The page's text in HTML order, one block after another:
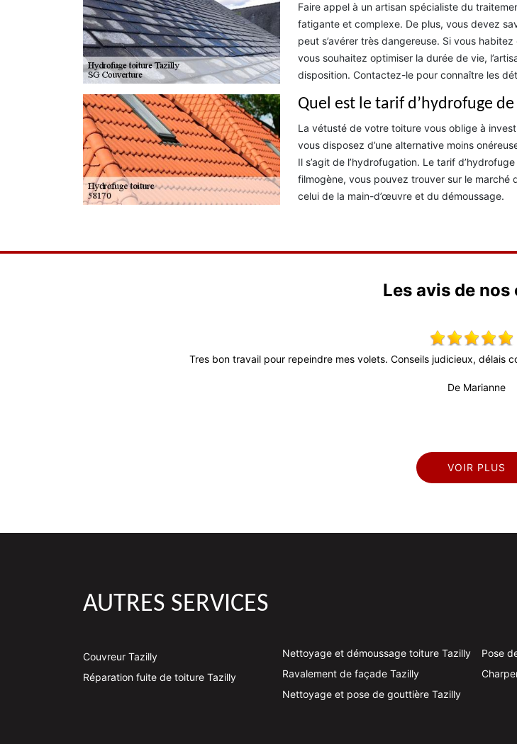
Faire appel à un artisan spécialiste du
fatigante et complexe. De plus, vous devez
peut s’avérer très dangereuse. Si vous
vous souhaitez optimiser la durée de vie,
disposition. Contactez-le pour connaître les
Quel est le tarif d’hydrofuge
La vétusté de votre toiture vous oblige à
vous disposez d’une alternative moins
Il s’agit de l’hydrofugation. Le tarif
filmogène, vous pouvez trouver sur le marché
celui de la main-d’œuvre et du démoussage.
Les avis de
Tres bon travail pour repeindre mes volets. Conseils judicieux, délais
De Marianne
VOIR PLUS
AUTRES SERVICES
Couvreur Tazilly
Réparation fuite de toiture Tazilly
Nettoyage et démoussage toiture Tazilly
Ravalement de façade Tazilly
Nettoyage et pose de gouttière Tazilly
Pose